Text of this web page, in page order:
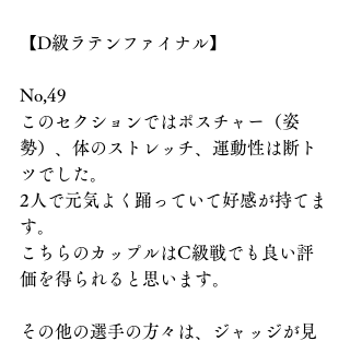
【D級ラテンファイナル】
No,49
このセクションではポスチャー（姿
勢）、体のストレッチ、運動性は断ト
ツでした。
2人で元気よく踊っていて好感が持てま
す。
こちらのカップルはC級戦でも良い評
価を得られると思います。
その他の選手の方々は、ジャッジが見